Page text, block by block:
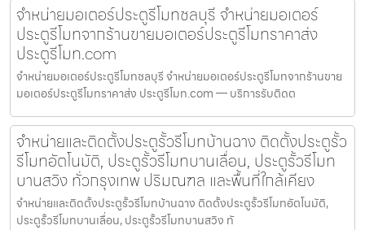
จำหน่ายมอเตอร์ประตูรีโมทชลบุรี จำหน่ายมอเตอร์
ประตูรีโมทจากร้านขายมอเตอร์ประตูรีโมทราคาส่ง
ประตูรีโมท.com
จำหน่ายมอเตอร์ประตูรีโมทชลบุรี จำหน่ายมอเตอร์ประตูรีโมทจากร้านขาย
มอเตอร์ประตูรีโมทราคาส่ง ประตูรีโมท.com — บริการรับติดต
จำหน่ายและติดตั้งประตูรั้วรีโมทบ้านฉาง ติดตั้งประตูรั้ว
รีโมทอัตโนมัติ, ประตูรั้วรีโมทบานเลื่อน, ประตูรั้วรีโมท
บานสวิง ทั่วกรุงเทพ ปริมณฑล และพื้นที่ใกล้เคียง
จำหน่ายและติดตั้งประตูรั้วรีโมทบ้านฉาง ติดตั้งประตูรั้วรีโมทอัตโนมัติ,
ประตูรั้วรีโมทบานเลื่อน, ประตูรั้วรีโมทบานสวิง ทั